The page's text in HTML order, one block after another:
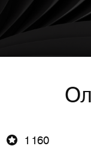
1 160